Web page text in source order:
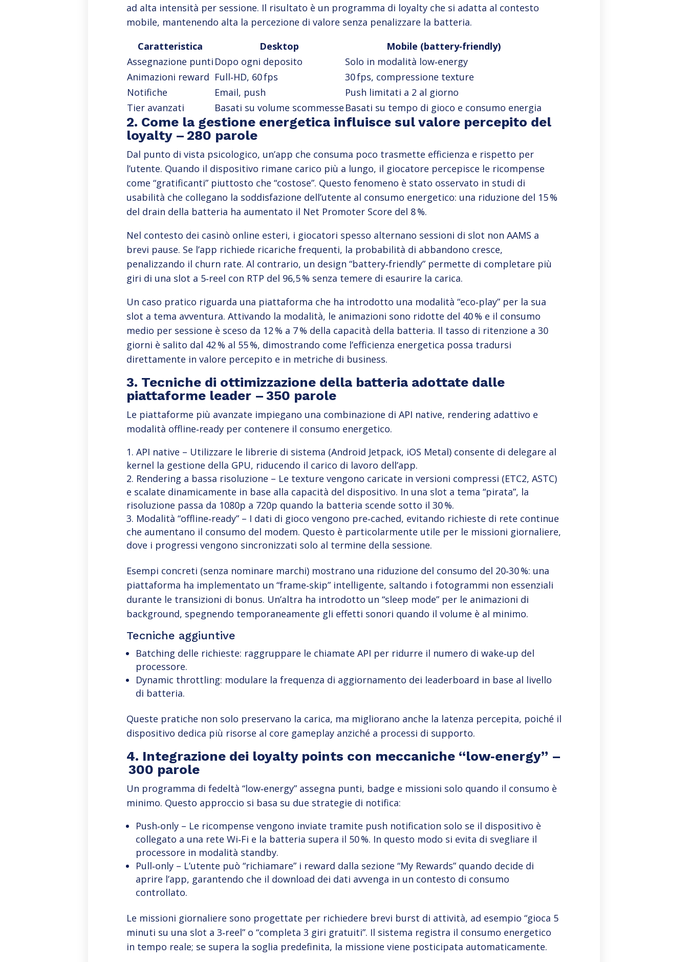
ad alta intensità per sessione. Il risultato è un programma di loyalty che si adatta al contesto
mobile, mantenendo alta la percezione di valore senza penalizzare la batteria.
Caratteristica
Desktop
Mobile (battery‑friendly)
Assegnazione punti Dopo ogni deposito
Solo in modalità low‑energy
Animazioni reward Full‑HD, 60 fps
30 fps, compressione texture
Notifiche
Email, push
Push limitati a 2 al giorno
Tier avanzati
Basati su volume scommesse Basati su tempo di gioco e consumo energia
2. Come la gestione energetica influisce sul valore percepito del
loyalty – 280 parole
Dal punto di vista psicologico, un’app che consuma poco trasmette efficienza e rispetto per
l’utente. Quando il dispositivo rimane carico più a lungo, il giocatore percepisce le ricompense
come “gratificanti” piuttosto che “costose”. Questo fenomeno è stato osservato in studi di
usabilità che collegano la soddisfazione dell’utente al consumo energetico: una riduzione del 15 %
del drain della batteria ha aumentato il Net Promoter Score del 8 %.
Nel contesto dei casinò online esteri, i giocatori spesso alternano sessioni di slot non AAMS a
brevi pause. Se l’app richiede ricariche frequenti, la probabilità di abbandono cresce,
penalizzando il churn rate. Al contrario, un design “battery‑friendly” permette di completare più
giri di una slot a 5‑reel con RTP del 96,5 % senza temere di esaurire la carica.
Un caso pratico riguarda una piattaforma che ha introdotto una modalità “eco‑play” per la sua
slot a tema avventura. Attivando la modalità, le animazioni sono ridotte del 40 % e il consumo
medio per sessione è sceso da 12 % a 7 % della capacità della batteria. Il tasso di ritenzione a 30
giorni è salito dal 42 % al 55 %, dimostrando come l’efficienza energetica possa tradursi
direttamente in valore percepito e in metriche di business.
3. Tecniche di ottimizzazione della batteria adottate dalle
piattaforme leader – 350 parole
Le piattaforme più avanzate impiegano una combinazione di API native, rendering adattivo e
modalità offline‑ready per contenere il consumo energetico.
API native – Utilizzare le librerie di sistema (Android Jetpack, iOS Metal) consente di delegare al
kernel la gestione della GPU, riducendo il carico di lavoro dell’app.
Rendering a bassa risoluzione – Le texture vengono caricate in versioni compressi (ETC2, ASTC)
e scalate dinamicamente in base alla capacità del dispositivo. In una slot a tema “pirata”, la
risoluzione passa da 1080p a 720p quando la batteria scende sotto il 30 %.
Modalità “offline‑ready” – I dati di gioco vengono pre‑cached, evitando richieste di rete continue
che aumentano il consumo del modem. Questo è particolarmente utile per le missioni giornaliere,
dove i progressi vengono sincronizzati solo al termine della sessione.
Esempi concreti (senza nominare marchi) mostrano una riduzione del consumo del 20‑30 %: una
piattaforma ha implementato un “frame‑skip” intelligente, saltando i fotogrammi non essenziali
durante le transizioni di bonus. Un’altra ha introdotto un “sleep mode” per le animazioni di
background, spegnendo temporaneamente gli effetti sonori quando il volume è al minimo.
Tecniche aggiuntive
Batching delle richieste: raggruppare le chiamate API per ridurre il numero di wake‑up del
processore.
Dynamic throttling: modulare la frequenza di aggiornamento dei leaderboard in base al livello
di batteria.
Queste pratiche non solo preservano la carica, ma migliorano anche la latenza percepita, poiché il
dispositivo dedica più risorse al core gameplay anziché a processi di supporto.
4. Integrazione dei loyalty points con meccaniche “low‑energy” –
300 parole
Un programma di fedeltà “low‑energy” assegna punti, badge e missioni solo quando il consumo è
minimo. Questo approccio si basa su due strategie di notifica:
Push‑only – Le ricompense vengono inviate tramite push notification solo se il dispositivo è
collegato a una rete Wi‑Fi e la batteria supera il 50 %. In questo modo si evita di svegliare il
processore in modalità standby.
Pull‑only – L’utente può “richiamare” i reward dalla sezione “My Rewards” quando decide di
aprire l’app, garantendo che il download dei dati avvenga in un contesto di consumo
controllato.
Le missioni giornaliere sono progettate per richiedere brevi burst di attività, ad esempio “gioca 5
minuti su una slot a 3‑reel” o “completa 3 giri gratuiti”. Il sistema registra il consumo energetico
in tempo reale; se supera la soglia predefinita, la missione viene posticipata automaticamente.